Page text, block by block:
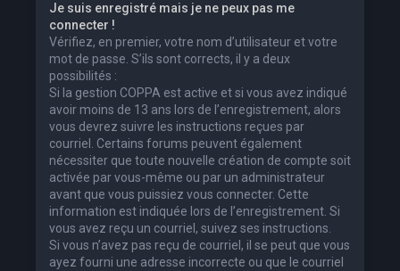
Je suis enregistré mais je ne peux pas me
connecter !
Vérifiez, en premier, votre nom d’utilisateur et votre
mot de passe. S’ils sont corrects, il y a deux
possibilités :
Si la gestion COPPA est active et si vous avez indiqué
avoir moins de 13 ans lors de l’enregistrement, alors
vous devrez suivre les instructions reçues par
courriel. Certains forums peuvent également
nécessiter que toute nouvelle création de compte soit
activée par vous-même ou par un administrateur
avant que vous puissiez vous connecter. Cette
information est indiquée lors de l’enregistrement. Si
vous avez reçu un courriel, suivez ses instructions.
Si vous n’avez pas reçu de courriel, il se peut que vous
ayez fourni une adresse incorrecte ou que le courriel